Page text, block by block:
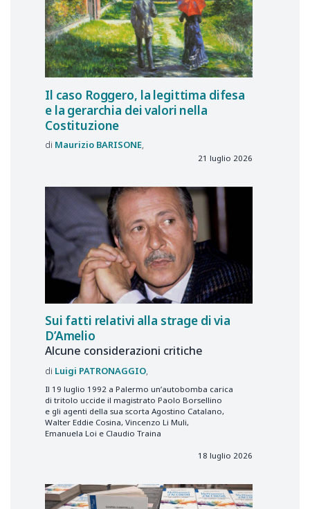
Il caso Roggero, la legittima difesa
e la gerarchia dei valori nella
Costituzione
Maurizio BARISONE
21 luglio 2026
Sui fatti relativi alla strage di via
D’Amelio
Alcune considerazioni critiche
Luigi PATRONAGGIO
Il 19 luglio 1992 a Palermo un’autobomba carica
di tritolo uccide il magistrato Paolo Borsellino
e gli agenti della sua scorta Agostino Catalano,
Walter Eddie Cosina, Vincenzo Li Muli,
Emanuela Loi e Claudio Traina
18 luglio 2026